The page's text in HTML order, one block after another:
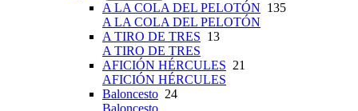
A LA COLA DEL PELOTÓN 135
A LA COLA DEL PELOTÓN
A TIRO DE TRES 13
A TIRO DE TRES
AFICIÓN HÉRCULES 21
AFICIÓN HÉRCULES
Baloncesto 24